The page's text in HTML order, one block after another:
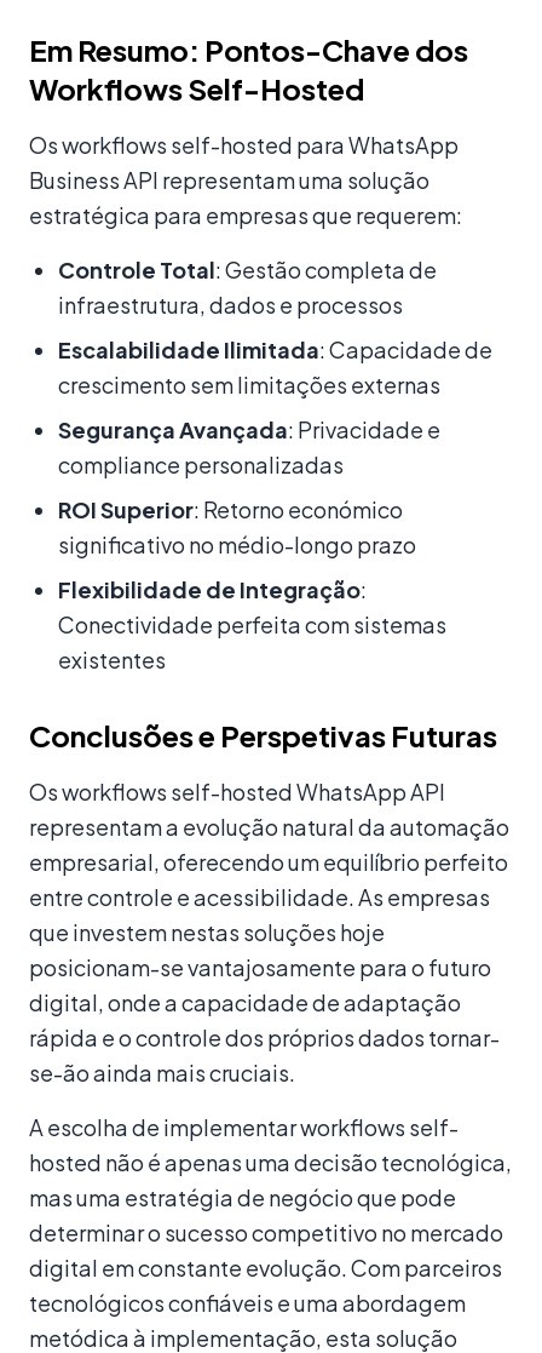
Em Resumo: Pontos-Chave dos
Workflows Self-Hosted
Os workflows self-hosted para WhatsApp
Business API representam uma solução
estratégica para empresas que requerem:
Controle Total: Gestão completa de
infraestrutura, dados e processos
Escalabilidade Ilimitada: Capacidade de
crescimento sem limitações externas
Segurança Avançada: Privacidade e
compliance personalizadas
ROI Superior: Retorno económico
significativo no médio-longo prazo
Flexibilidade de Integração:
Conectividade perfeita com sistemas
existentes
Conclusões e Perspetivas Futuras
Os workflows self-hosted WhatsApp API
representam a evolução natural da automação
empresarial, oferecendo um equilíbrio perfeito
entre controle e acessibilidade. As empresas
que investem nestas soluções hoje
posicionam-se vantajosamente para o futuro
digital, onde a capacidade de adaptação
rápida e o controle dos próprios dados tornar-
se-ão ainda mais cruciais.
A escolha de implementar workflows self-
hosted não é apenas uma decisão tecnológica,
mas uma estratégia de negócio que pode
determinar o sucesso competitivo no mercado
digital em constante evolução. Com parceiros
tecnológicos confiáveis e uma abordagem
metódica à implementação, esta solução